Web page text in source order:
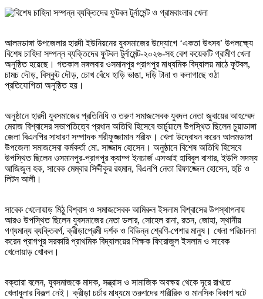
আলমডাঙ্গা উপজেলার হারদী ইউনিয়নের যুবসমাজের উদ্যোগে ‘একতা উৎসব’ উপলক্ষ্যে
বিশেষ চাহিদা সম্পন্ন ব্যক্তিদের ফুটবল টুর্নামেন্ট-২০২৬-সহ বেশ কয়েকটি গ্রামীণ খেলা
অনুষ্ঠিত হয়েছে। গতকাল মঙ্গলবার ওসমানপুর প্রাগপুর মাধ্যমিক বিদ্যালয় মাঠে ফুটবল,
চামচ দৌড়, বিস্কুট দৌড়, চোখ বেঁধে হাড়ি ভাঙা, দড়ি টানা ও কলাগাছে ওঠা
প্রতিযোগিতা অনুষ্ঠিত হয়।
অনুষ্ঠানে হারদী যুবসমাজের প্রতিনিধি ও তরুণ সমাজসেবক যুবদল নেতা জুবায়ের আহম্মেদ
মেরাজ বিশ্বাসের সভাপতিত্বে প্রধান অতিথি হিসেবে ভার্চুয়ালে উপস্থিত ছিলেন চুয়াডাঙ্গা
জেলা বিএনপির সাধারণ সম্পাদক শরীফুজ্জামান শরীফ। খেলা উদ্বোধন করেন আলমডাঙ্গা
উপজেলা সমাজসেবা কর্মকর্তা মো. সাজ্জাদ হোসেন। অনুষ্ঠানে বিশেষ অতিথি হিসেবে
উপস্থিত ছিলেন ওসমানপুর-প্রাগপুর ক্যাম্প ইনচার্জ এসআই হাবিবুল বাশার, ইউপি সদস্য
আজিজুল হক, সাবেক মেম্বার সিদ্দীকুর রহমান, বিএনপি নেতা রিফাজ্জেল হোসেন, হুচি ও
লিটন আলী।
সাবেক খেলোয়াড় মিঠু বিশ্বাস ও সমাজসেবক আমিরুল ইসলাম বিশ্বাসের উপস্থাপনায়
আরও উপস্থিত ছিলেন যুবসমাজের নেতা ডলার, সোহেল রানা, রতন, জোহা, স্থানীয়
গণ্যমান্য ব্যক্তিবর্গ, ক্রীড়াপ্রেমী দর্শক ও বিভিন্ন শ্রেণি-পেশার মানুষ। খেলা পরিচালনা
করেন প্রাগপুর সরকারি প্রাথমিক বিদ্যালয়ের শিক্ষক ফিরোজুল ইসলাম ও সাবেক
খেলোয়াড় খোকন।
বক্তারা বলেন, যুবসমাজকে মাদক, সন্ত্রাস ও সামাজিক অবক্ষয় থেকে দূরে রাখতে
খেলাধুলার বিকল্প নেই। ক্রীড়া চর্চার মাধ্যমে তরুণদের শারীরিক ও মানসিক বিকাশ ঘটে